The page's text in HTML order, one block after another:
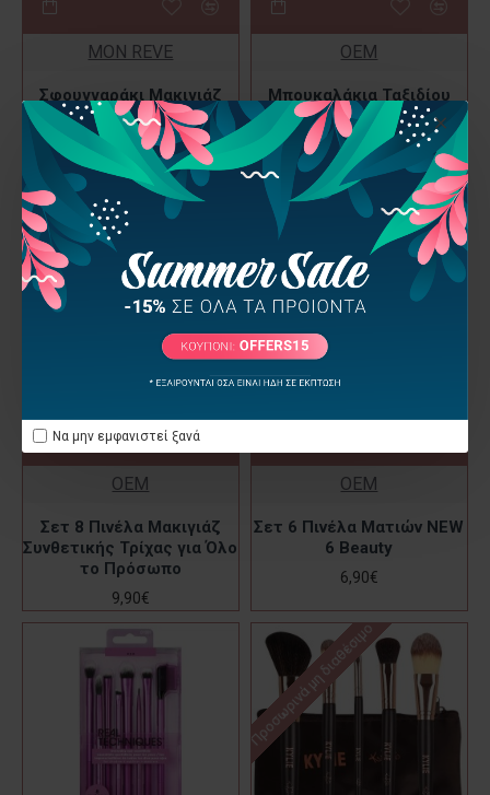
Να μην εμφανιστεί ξανά
MON REVE
Σφουγγαράκι Μακιγιάζ
MON REVE 01 Ultra Soft
Makeup Sponge
5,90€
OEM
Μπουκαλάκια Ταξιδίου
Σιλικόνης 4 τμχ 60ml
8,20€
OEM
Σετ 8 Πινέλα Μακιγιάζ
Συνθετικής Τρίχας για Όλο
το Πρόσωπο
9,90€
OEM
Σετ 6 Πινέλα Ματιών NEW
6 Beauty
6,90€
Προσωρινά μη διαθέσιμο